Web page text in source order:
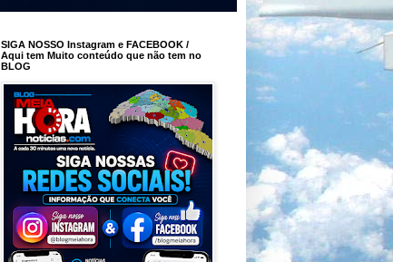
SIGA NOSSO Instagram e FACEBOOK /
Aqui tem Muito conteúdo que não tem no
BLOG